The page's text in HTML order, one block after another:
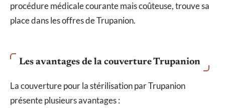
procédure médicale courante mais coûteuse, trouve sa
place dans les offres de Trupanion.
Les avantages de la couverture Trupanion
La couverture pour la stérilisation par Trupanion
présente plusieurs avantages :